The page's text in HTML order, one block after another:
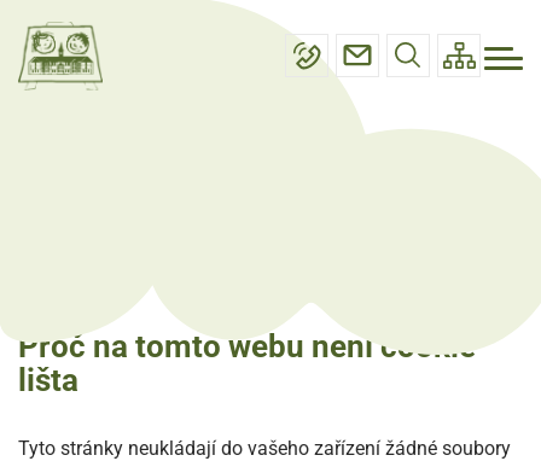
hlavnímu
Menu
navigace
Základní škola
Mateřská škola
Proč na tomto webu není cookie
lišta
Tyto stránky neukládají do vašeho zařízení žádné soubory